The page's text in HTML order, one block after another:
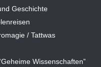
Geschichte
/ Tattwas
Wissenschaften”